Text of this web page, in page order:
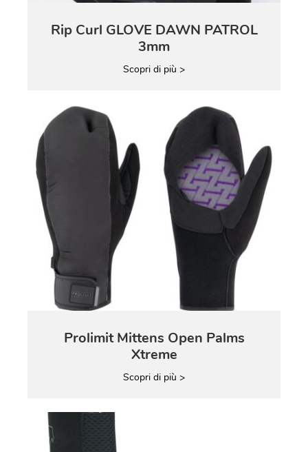
Rip Curl GLOVE DAWN PATROL
3mm
Scopri di più >
Prolimit Mittens Open Palms
Xtreme
Scopri di più >